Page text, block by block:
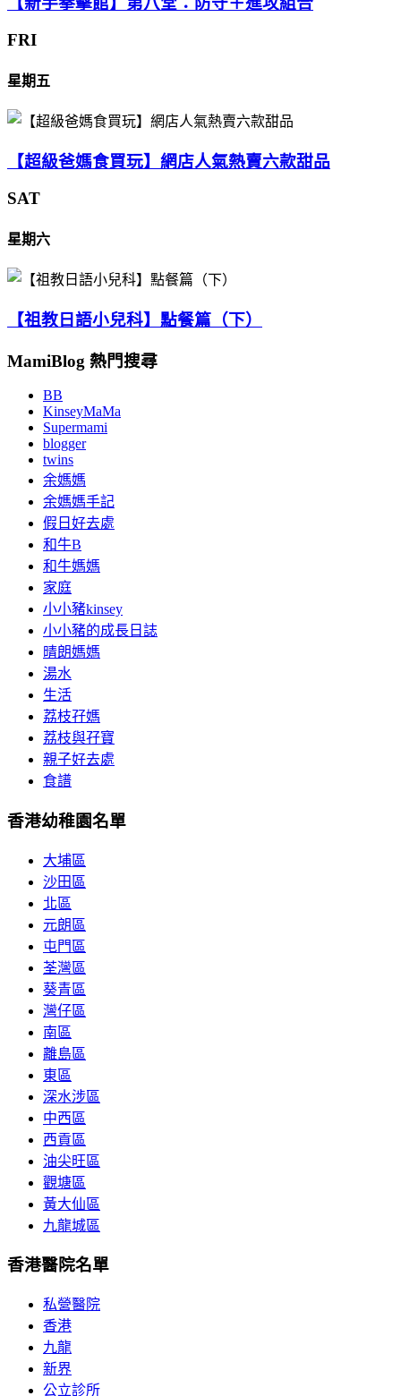
FRI
星期五
【超級爸媽食買玩】網店人氣熱賣六款甜品
SAT
星期六
【祖教日語小兒科】點餐篇（下）
MamiBlog 熱門搜尋
BB
KinseyMaMa
Supermami
blogger
twins
余媽媽
余媽媽手記
假日好去處
和牛B
和牛媽媽
家庭
小小豬kinsey
小小豬的成長日誌
晴朗媽媽
湯水
生活
荔枝孖媽
荔枝與孖寶
親子好去處
食譜
香港幼稚園名單
大埔區
沙田區
北區
元朗區
屯門區
荃灣區
葵青區
灣仔區
南區
離島區
東區
深水涉區
中西區
西貢區
油尖旺區
觀塘區
黃大仙區
九龍城區
香港醫院名單
私營醫院
香港
九龍
新界
公立診所